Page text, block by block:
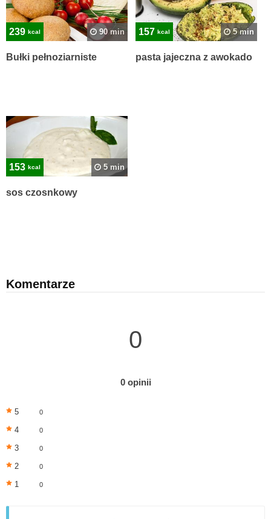
239 kcal 90 min
Bułki pełnoziarniste
157 kcal 5 min
pasta jajeczna z awokado
153 kcal 5 min
sos czosnkowy
Komentarze
0
0 opinii
5 0
4 0
3 0
2 0
1 0